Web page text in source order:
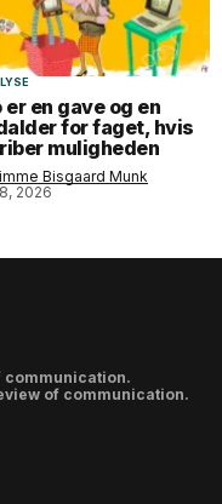
er en gave og en
for faget, hvis
muligheden
Bisgaard Munk
2026
communication.
of communication.